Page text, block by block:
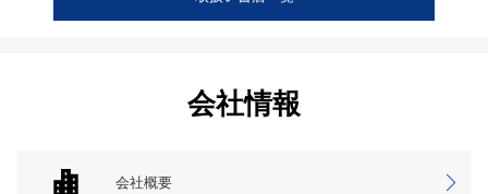
会社情報
会社概要